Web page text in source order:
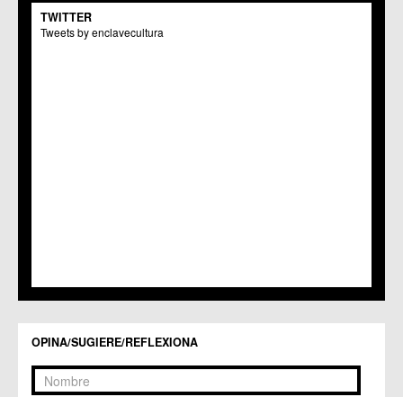
TWITTER
Tweets by enclavecultura
OPINA/SUGIERE/REFLEXIONA